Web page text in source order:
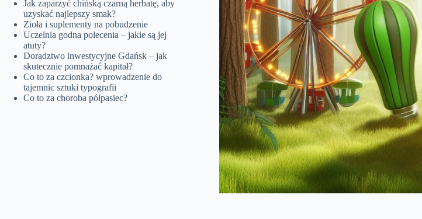
Jak zaparzyć chińską czarną herbatę, aby
uzyskać najlepszy smak?
Zioła i suplementy na pobudzenie
Uczelnia godna polecenia – jakie są jej
atuty?
Doradztwo inwestycyjne Gdańsk – jak
skutecznie pomnażać kapitał?
Co to za czcionka? wprowadzenie do
tajemnic sztuki typografii
Co to za choroba półpasiec?